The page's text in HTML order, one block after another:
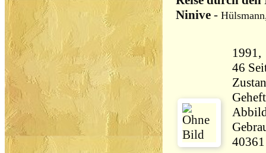
Ninive -
40361